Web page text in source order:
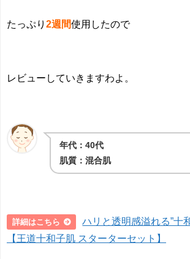
たっぷり 2週間使用したので
レビューしていきますわよ。
年代：40代
肌質：混合肌
詳細はこちら
ハリと透明感溢れる”十
【王道十和子肌 スターターセット】